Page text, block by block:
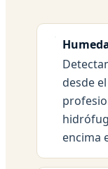
desde
encima